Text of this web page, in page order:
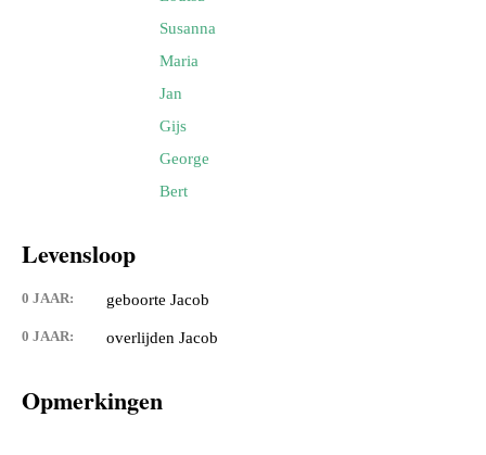
Susanna
Maria
Jan
Gijs
George
Bert
Levensloop
0 JAAR: geboorte Jacob
0 JAAR: overlijden Jacob
Opmerkingen